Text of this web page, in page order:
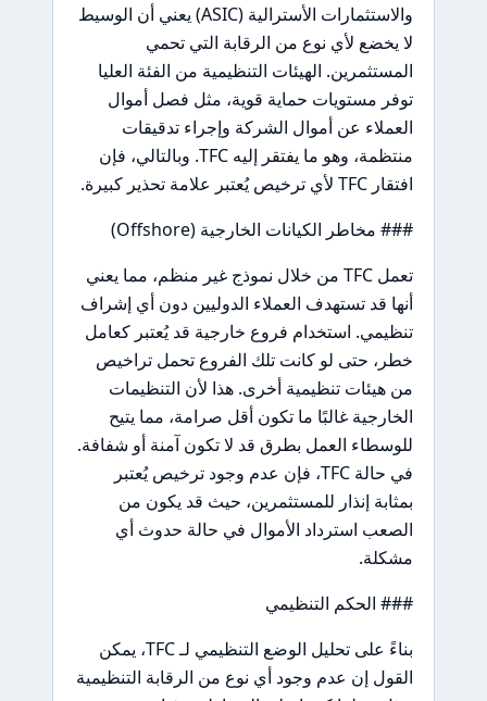
والاستثمارات الأسترالية (ASIC) يعني أن الوسيط
لا يخضع لأي نوع من الرقابة التي تحمي
المستثمرين. الهيئات التنظيمية من الفئة العليا
توفر مستويات حماية قوية، مثل فصل أموال
العملاء عن أموال الشركة وإجراء تدقيقات
منتظمة، وهو ما يفتقر إليه TFC. وبالتالي، فإن
افتقار TFC لأي ترخيص يُعتبر علامة تحذير كبيرة.
### مخاطر الكيانات الخارجية (Offshore)
تعمل TFC من خلال نموذج غير منظم، مما يعني
أنها قد تستهدف العملاء الدوليين دون أي إشراف
تنظيمي. استخدام فروع خارجية قد يُعتبر كعامل
خطر، حتى لو كانت تلك الفروع تحمل تراخيص
من هيئات تنظيمية أخرى. هذا لأن التنظيمات
الخارجية غالبًا ما تكون أقل صرامة، مما يتيح
للوسطاء العمل بطرق قد لا تكون آمنة أو شفافة.
في حالة TFC، فإن عدم وجود ترخيص يُعتبر
بمثابة إنذار للمستثمرين، حيث قد يكون من
الصعب استرداد الأموال في حالة حدوث أي
مشكلة.
### الحكم التنظيمي
بناءً على تحليل الوضع التنظيمي لـ TFC، يمكن
القول إن عدم وجود أي نوع من الرقابة التنظيمية